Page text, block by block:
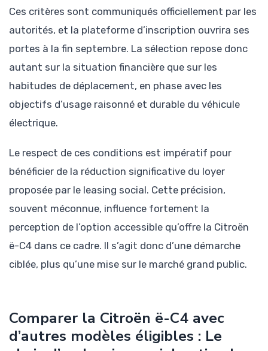
Ces critères sont communiqués officiellement par les
autorités, et la plateforme d’inscription ouvrira ses
portes à la fin septembre. La sélection repose donc
autant sur la situation financière que sur les
habitudes de déplacement, en phase avec les
objectifs d’usage raisonné et durable du véhicule
électrique.
Le respect de ces conditions est impératif pour
bénéficier de la réduction significative du loyer
proposée par le leasing social. Cette précision,
souvent méconnue, influence fortement la
perception de l’option accessible qu’offre la Citroën
ë-C4 dans ce cadre. Il s’agit donc d’une démarche
ciblée, plus qu’une mise sur le marché grand public.
Comparer la Citroën ë-C4 avec
d’autres modèles éligibles : Le